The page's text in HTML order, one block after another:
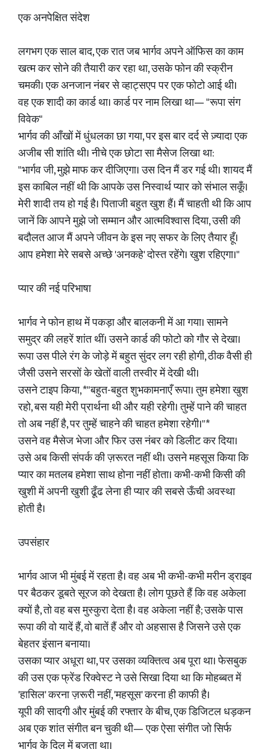
एक अनपेक्षित संदेश
लगभग एक साल बाद, एक रात जब भार्गव अपने ऑफिस का काम
खत्म कर सोने की तैयारी कर रहा था, उसके फोन की स्क्रीन
चमकी। एक अनजान नंबर से व्हाट्सएप पर एक फोटो आई थी।
वह एक शादी का कार्ड था। कार्ड पर नाम लिखा था— "रूपा संग
विवेक"
भार्गव की आँखों में धुंधलका छा गया, पर इस बार दर्द से ज़्यादा एक
अजीब सी शांति थी। नीचे एक छोटा सा मैसेज लिखा था:
"भार्गव जी, मुझे माफ कर दीजिएगा। उस दिन मैं डर गई थी। शायद मैं
इस काबिल नहीं थी कि आपके उस निस्वार्थ प्यार को संभाल सकूँ।
मेरी शादी तय हो गई है। पिताजी बहुत खुश हैं। मैं चाहती थी कि आप
जानें कि आपने मुझे जो सम्मान और आत्मविश्वास दिया, उसी की
बदौलत आज मैं अपने जीवन के इस नए सफर के लिए तैयार हूँ।
आप हमेशा मेरे सबसे अच्छे 'अनकहे' दोस्त रहेंगे। खुश रहिएगा।"
प्यार की नई परिभाषा
भार्गव ने फोन हाथ में पकड़ा और बालकनी में आ गया। सामने
समुद्र की लहरें शांत थीं। उसने कार्ड की फोटो को गौर से देखा।
रूपा उस पीले रंग के जोड़े में बहुत सुंदर लग रही होगी, ठीक वैसी ही
जैसी उसने सरसों के खेतों वाली तस्वीर में देखी थी।
उसने टाइप किया, *"बहुत-बहुत शुभकामनाएँ रूपा। तुम हमेशा खुश
रहो, बस यही मेरी प्रार्थना थी और यही रहेगी। तुम्हें पाने की चाहत
तो अब नहीं है, पर तुम्हें चाहने की चाहत हमेशा रहेगी।"*
उसने वह मैसेज भेजा और फिर उस नंबर को डिलीट कर दिया।
उसे अब किसी संपर्क की ज़रूरत नहीं थी। उसने महसूस किया कि
प्यार का मतलब हमेशा साथ होना नहीं होता। कभी-कभी किसी की
खुशी में अपनी खुशी ढूँढ लेना ही प्यार की सबसे ऊँची अवस्था
होती है।
उपसंहार
भार्गव आज भी मुंबई में रहता है। वह अब भी कभी-कभी मरीन ड्राइव
पर बैठकर डूबते सूरज को देखता है। लोग पूछते हैं कि वह अकेला
क्यों है, तो वह बस मुस्कुरा देता है। वह अकेला नहीं है; उसके पास
रूपा की वो यादें हैं, वो बातें हैं और वो अहसास है जिसने उसे एक
बेहतर इंसान बनाया।
उसका प्यार अधूरा था, पर उसका व्यक्तित्व अब पूरा था। फेसबुक
की उस एक फ्रेंड रिक्वेस्ट ने उसे सिखा दिया था कि मोहब्बत में
'हासिल' करना ज़रूरी नहीं, 'महसूस' करना ही काफी है।
यूपी की सादगी और मुंबई की रफ्तार के बीच, एक डिजिटल धड़कन
अब एक शांत संगीत बन चुकी थी— एक ऐसा संगीत जो सिर्फ